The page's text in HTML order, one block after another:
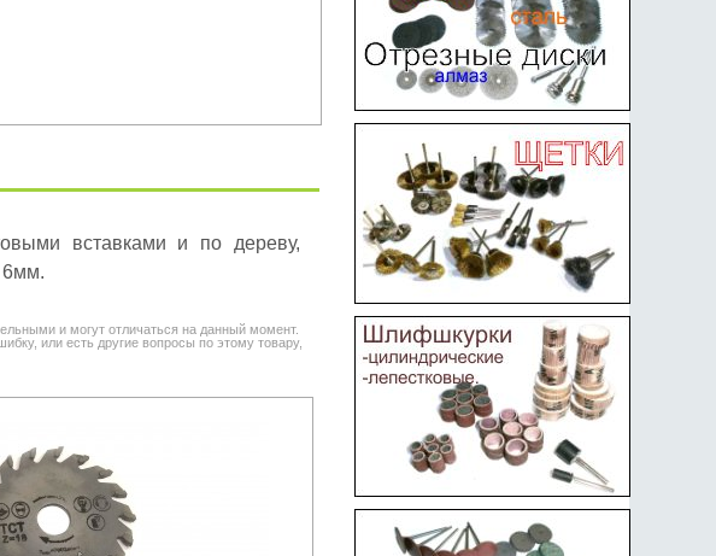
вставками и по дереву,
6мм.
и могут отличаться на данный момент.
или есть другие вопросы по этому товару,